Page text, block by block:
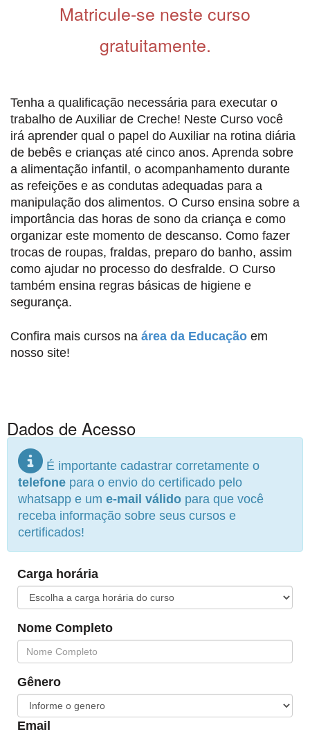
Matricule-se neste curso
gratuitamente.
Tenha a qualificação necessária para executar o
trabalho de Auxiliar de Creche! Neste Curso você
irá aprender qual o papel do Auxiliar na rotina diária
de bebês e crianças até cinco anos. Aprenda sobre
a alimentação infantil, o acompanhamento durante
as refeições e as condutas adequadas para a
manipulação dos alimentos. O Curso ensina sobre a
importância das horas de sono da criança e como
organizar este momento de descanso. Como fazer
trocas de roupas, fraldas, preparo do banho, assim
como ajudar no processo do desfralde. O Curso
também ensina regras básicas de higiene e
segurança.
Confira mais cursos na área da Educação em
nosso site!
Dados de Acesso
É importante cadastrar corretamente o
telefone para o envio do certificado pelo
whatsapp e um e-mail válido para que você
receba informação sobre seus cursos e
certificados!
Carga horária
Nome Completo
Gênero
Email